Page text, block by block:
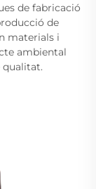
de fabricació
de
materials i
ambiental
qualitat.